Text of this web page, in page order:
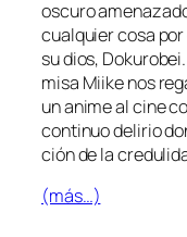
os­cu­ro
cual­quier co­sa
su dios,
mi­sa Miike nos
un ani­me al ci­ne
con­ti­nuo de­li­rio
ción de la
(más…)